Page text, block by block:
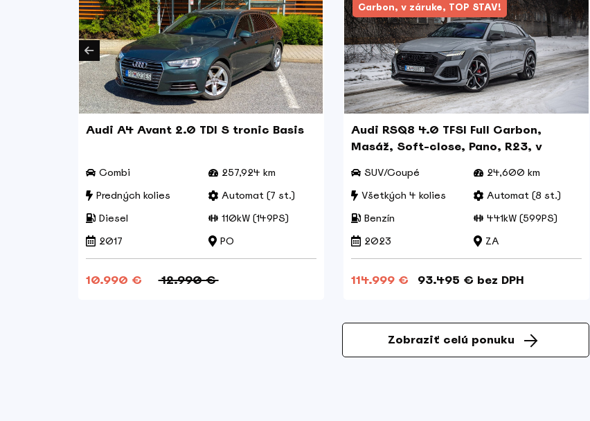
Audi A4 Avant 2.0 TDI S tronic Basis
Combi
257,924 km
Predných kolies
Automat (7 st.)
Diesel
110kW (149PS)
2017
PO
10.990 € 12.990 €
Carbon, v záruke, TOP STAV!
Audi RSQ8 4.0 TFSI Full Carbon,
Masáž, Soft-close, Pano, R23, v
SUV/Coupé
24,600 km
Všetkých 4 kolies
Automat (8 st.)
Benzín
441kW (599PS)
2023
ZA
114.999 € 93.495 € bez DPH
Zobraziť celú ponuku